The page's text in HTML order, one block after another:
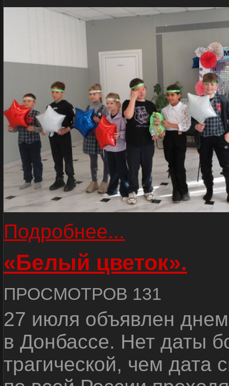
Подробнее...
«Белый цветок».
ПРОСМОТРОВ 131
27 июля объявлен
в Донбассе. Нет даты
трагической, чем дата